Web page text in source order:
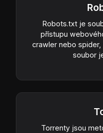
Robots.txt je
přístupu
crawler nebo
soubor
Torrenty jsou